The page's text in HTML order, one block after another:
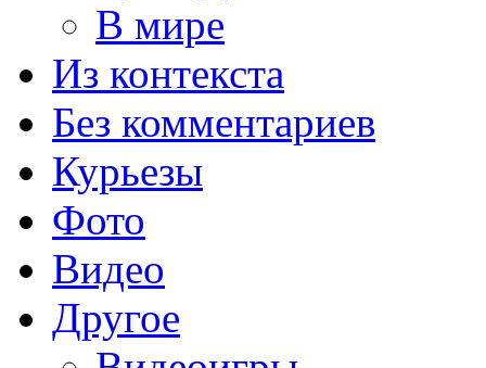
В мире
Из контекста
Без комментариев
Курьезы
Фото
Видео
Другое